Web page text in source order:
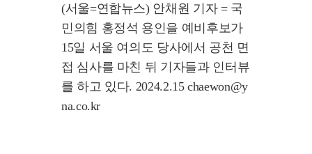
(서울=연합뉴스) 안채원 기자 = 국
민의힘 홍정석 용인을 예비후보가
15일 서울 여의도 당사에서 공천 면
접 심사를 마친 뒤 기자들과 인터뷰
를 하고 있다. 2024.2.15 chaewon@y
na.co.kr